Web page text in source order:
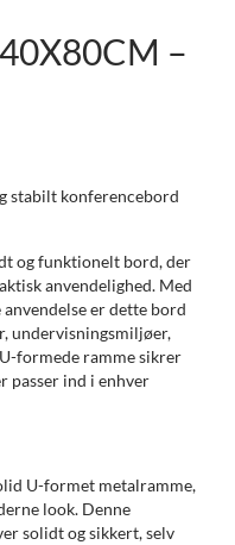
–
stabilt konferencebord
og funktionelt bord, der
anvendelighed. Med
er dette bord
undervisningsmiljøer,
formede ramme sikrer
passer ind i enhver
U-formet metalramme,
look. Denne
solidt og sikkert, selv